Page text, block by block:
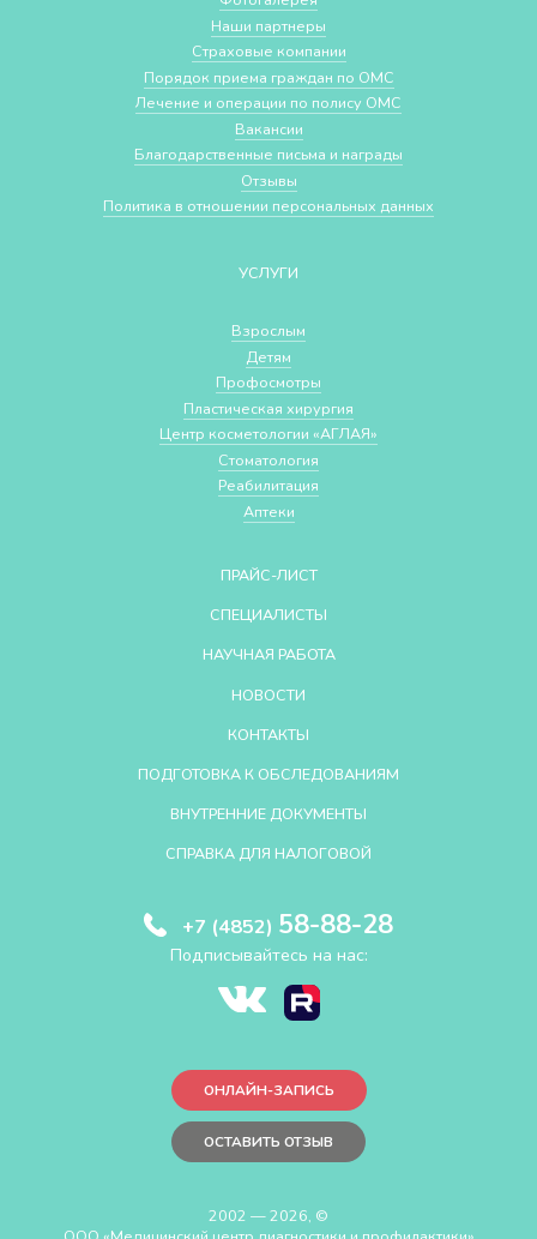
Наши партнеры
Страховые компании
Порядок приема граждан по ОМС
Лечение и операции по полису ОМС
Вакансии
Благодарственные письма и награды
Отзывы
Политика в отношении персональных данных
УСЛУГИ
Взрослым
Детям
Профосмотры
Пластическая хирургия
Центр косметологии «АГЛАЯ»
Стоматология
Реабилитация
Аптеки
ПРАЙС-ЛИСТ
СПЕЦИАЛИСТЫ
НАУЧНАЯ РАБОТА
НОВОСТИ
КОНТАКТЫ
ПОДГОТОВКА К ОБСЛЕДОВАНИЯМ
ВНУТРЕННИЕ ДОКУМЕНТЫ
СПРАВКА ДЛЯ НАЛОГОВОЙ
+7 (4852) 58-88-28
Подписывайтесь на нас:
ОНЛАЙН-ЗАПИСЬ
ОСТАВИТЬ ОТЗЫВ
2002 — 2026, ©